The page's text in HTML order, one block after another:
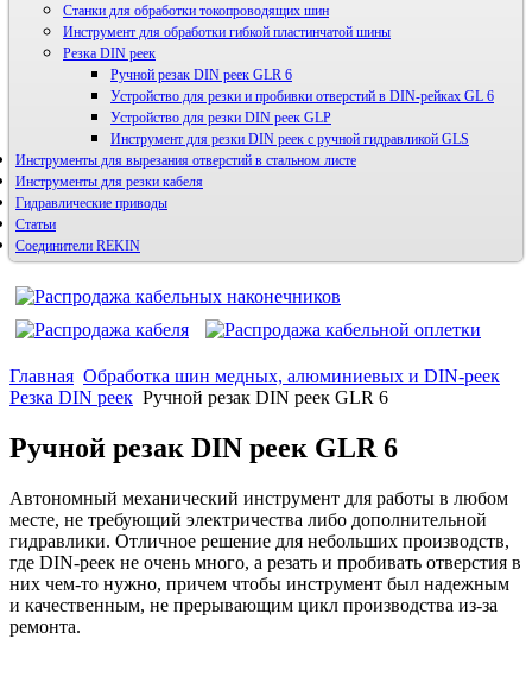
Станки для обработки токопроводящих шин
Инструмент для обработки гибкой пластинчатой шины
Резка DIN реек
Ручной резак DIN реек GLR 6
Устройство для резки и пробивки отверстий в DIN-рейках GL 6
Устройство для резки DIN реек GLP
Инструмент для резки DIN реек с ручной гидравликой GLS
Инструменты для вырезания отверстий в стальном листе
Инструменты для резки кабеля
Гидравлические приводы
Статьи
Соединители REKIN
Главная Обработка шин медных, алюминиевых и DIN-реек
Резка DIN реек Ручной резак DIN реек GLR 6
Ручной резак DIN реек GLR 6
Автономный механический инструмент для работы в любом
месте, не требующий электричества либо дополнительной
гидравлики. Отличное решение для небольших производств,
где DIN-реек не очень много, а резать и пробивать отверстия в
них чем-то нужно, причем чтобы инструмент был надежным
и качественным, не прерывающим цикл производства из-за
ремонта.